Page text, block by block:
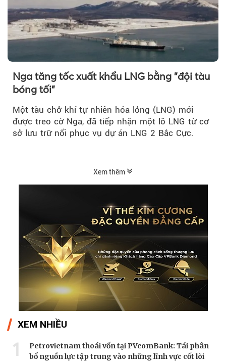
Nga tăng tốc xuất khẩu LNG bằng "đội tàu
bóng tối"
Một tàu chở khí tự nhiên hóa lỏng (LNG) mới
được treo cờ Nga, đã tiếp nhận một lô LNG từ cơ
sở lưu trữ nổi phục vụ dự án LNG 2 Bắc Cực.
Xem thêm
XEM NHIỀU
1
Petrovietnam thoái vốn tại PVcomBank: Tái phân
bổ nguồn lực tập trung vào những lĩnh vực cốt lõi